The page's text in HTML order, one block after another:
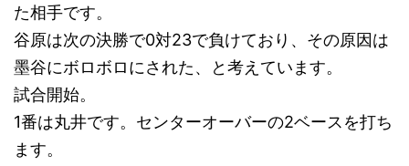
た相手です。
谷原は次の決勝で0対23で負けており、その原因は
墨谷にボロボロにされた、と考えています。
試合開始。
1番は丸井です。センターオーバーの2ベースを打ち
ます。